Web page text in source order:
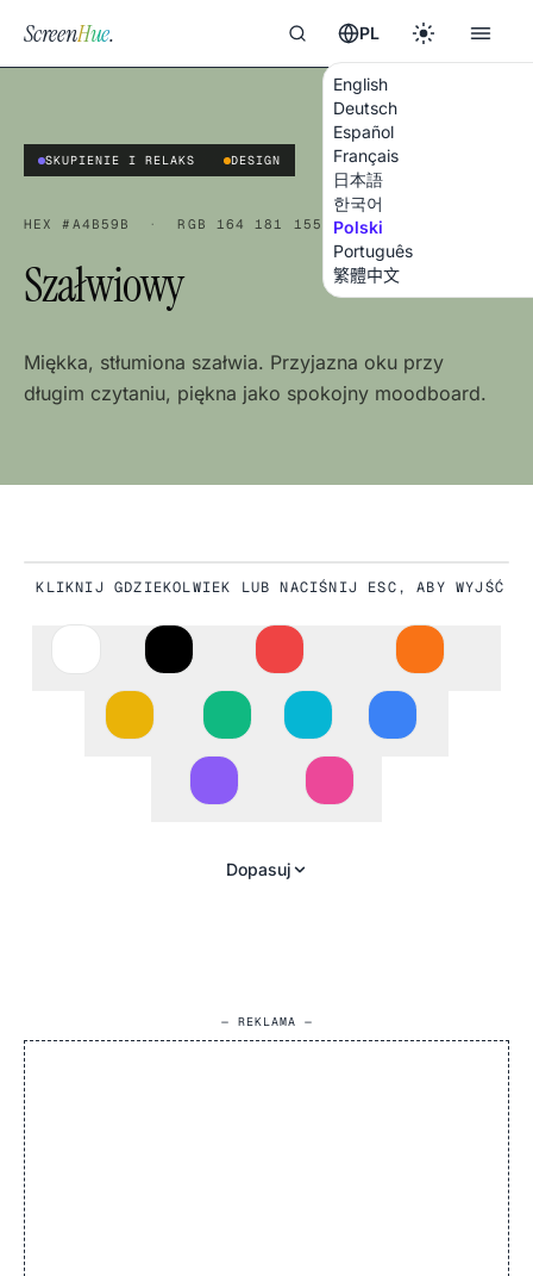
ScreenHue. PL
English
Deutsch
Español
Français
日本語
한국어
Polski
Português
繁體中文
SKUPIENIE I RELAKS DESIGN
HEX#A4B59B · RGB 164 181 155
Szałwiowy
Miękka, stłumiona szałwia. Przyjazna oku przy
długim czytaniu, piękna jako spokojny moodboard.
#A4B59B
KLIKNIJ GDZIEKOLWIEK LUB NACIŚNIJ ESC, ABY WYJŚĆ
Dopasuj
— REKLAMA —